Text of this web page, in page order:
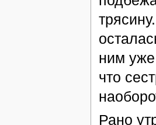
ним
что
Рано